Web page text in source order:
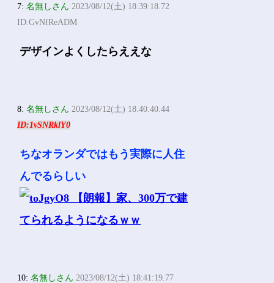
7:名無しさん 2023/08/12(土) 18:39:18.72
ID:GvNfReADM
デザインよくしたらええな
8:名無しさん 2023/08/12(土) 18:40:40.44
ID:1vSNRklY0
ちなオランダではもう実際に人住
んでるらしい
10:名無しさん 2023/08/12(土) 18:41:19.77